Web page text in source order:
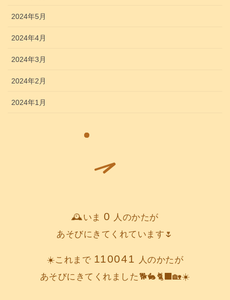
2024年5月
2024年4月
2024年3月
2024年2月
2024年1月
🕰️いま0 人のかたが
あそびにきてくれています🌷
☀️これまで 110041
人のかたが
あそびにきてくれました🐕️🐇🐈‍⬛🏡☀️